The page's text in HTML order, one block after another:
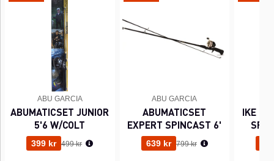
ABU GARCIA
ABUMATICSET JUNIOR
5'6 W/COLT
399 kr Ordinarie pris:
499 kr
ABU GARCIA
ABUMATICSET
EXPERT SPINCAST 6'
639 kr Ordinarie pris:
799 kr
IKE